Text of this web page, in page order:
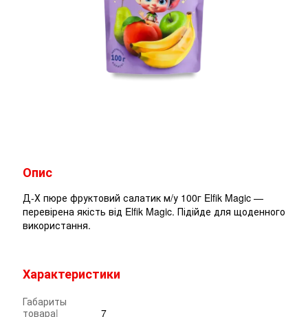
Опис
Д-Х пюре фруктовий салатик м/у 100г Elfik Magic —
перевірена якість від Elfik Magic. Підійде для щоденного
використання.
Характеристики
Габариты
товара|
7